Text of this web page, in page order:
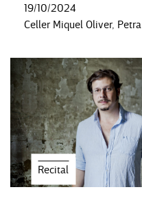
19/10/2024
Celler Miquel Oliver, Petra
Recital